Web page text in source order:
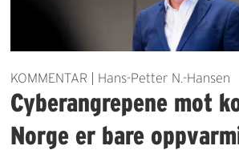
KOMMENTAR | Hans-Petter N.-Hansen
Cyberangrepene mot
Norge er bare